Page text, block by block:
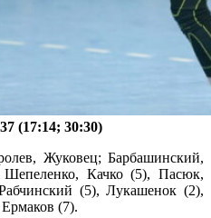
(17:14; 30:30)
Жуковец; Барбашинский,
Качко (5), Пасюк,
(5), Лукашенок (2),
(7).